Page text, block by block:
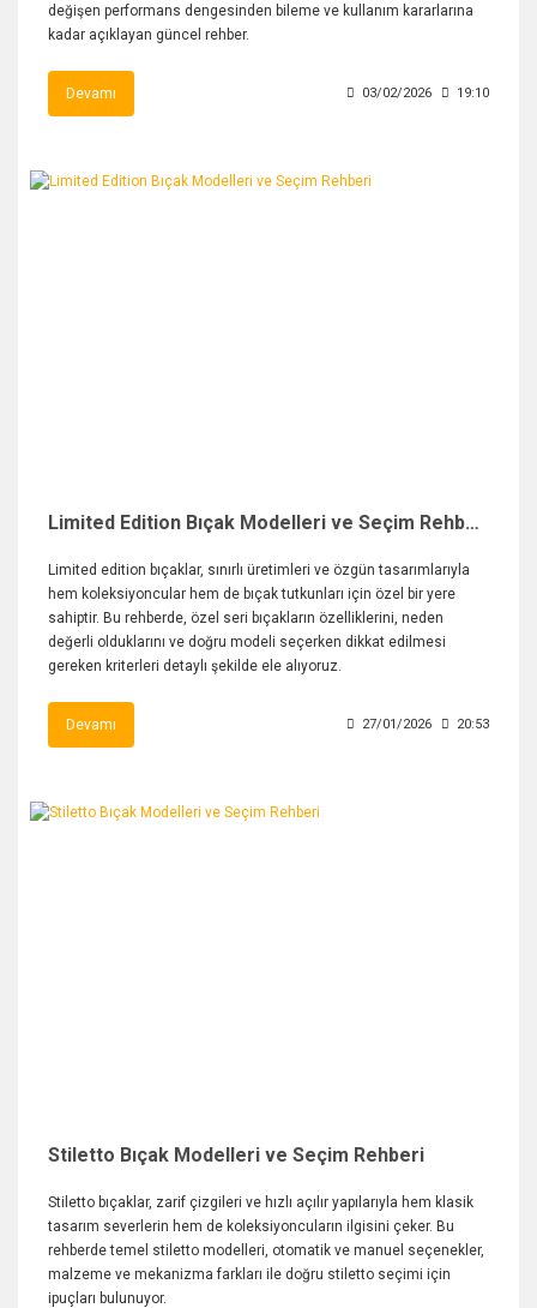
değişen performans dengesinden bileme ve kullanım kararlarına
kadar açıklayan güncel rehber.
Devamı 03/02/2026 19:10
Limited Edition Bıçak Modelleri ve Seçim Rehberi
Limited edition bıçaklar, sınırlı üretimleri ve özgün tasarımlarıyla
hem koleksiyoncular hem de bıçak tutkunları için özel bir yere
sahiptir. Bu rehberde, özel seri bıçakların özelliklerini, neden
değerli olduklarını ve doğru modeli seçerken dikkat edilmesi
gereken kriterleri detaylı şekilde ele alıyoruz.
Devamı 27/01/2026 20:53
Stiletto Bıçak Modelleri ve Seçim Rehberi
Stiletto bıçaklar, zarif çizgileri ve hızlı açılır yapılarıyla hem klasik
tasarım severlerin hem de koleksiyoncuların ilgisini çeker. Bu
rehberde temel stiletto modelleri, otomatik ve manuel seçenekler,
malzeme ve mekanizma farkları ile doğru stiletto seçimi için
ipuçları bulunuyor.